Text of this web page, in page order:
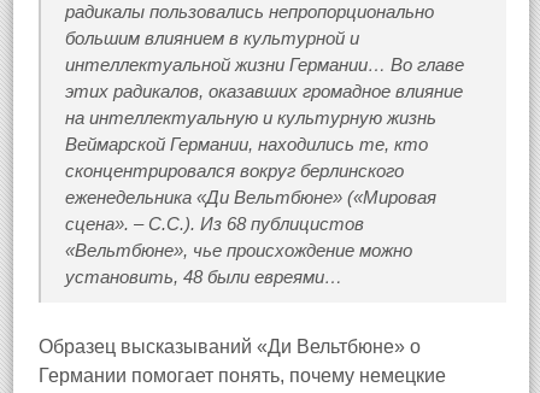
радикалы пользовались непропорционально
большим влиянием в культурной и
интеллектуальной жизни Германии… Во главе
этих радикалов, оказавших громадное влияние
на интеллектуальную и культурную жизнь
Веймарской Германии, находились те, кто
сконцентрировался вокруг берлинского
еженедельника «Ди Вельтбюне» («Мировая
сцена». – С.С.). Из 68 публицистов
«Вельтбюне», чье происхождение можно
установить, 48 были евреями…
Образец высказываний «Ди Вельтбюне» о
Германии помогает понять, почему немецкие